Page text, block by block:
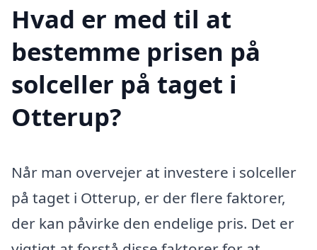
Hvad er med til at
bestemme prisen på
solceller på taget i
Otterup?
Når man overvejer at investere i solceller
på taget i Otterup, er der flere faktorer,
der kan påvirke den endelige pris. Det er